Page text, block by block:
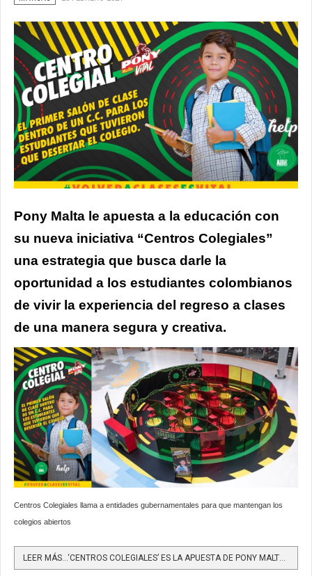
Pony Malta le apuesta a la educación con
su nueva iniciativa “Centros Colegiales”
una estrategia que busca darle la
oportunidad a los estudiantes colombianos
de vivir la experiencia del regreso a clases
de una manera segura y creativa.
Centros Colegiales llama a entidades gubernamentales para que mantengan los
colegios abiertos
LEER MÁS…‘CENTROS COLEGIALES’ ES LA APUESTA DE PONY MALTA PARA MOTIVAR EL REGRESO A CLASES PRESENCIALES